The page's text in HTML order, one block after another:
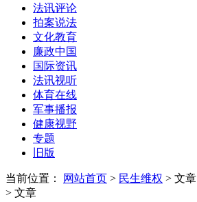
法讯评论
拍案说法
文化教育
廉政中国
国际资讯
法讯视听
体育在线
军事播报
健康视野
专题
旧版
当前位置： 网站首页 > 民生维权 > 文章
> 文章